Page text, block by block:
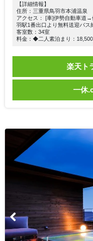
【詳細情報】
住所：三重県鳥羽市本浦温泉
アクセス： [車]伊勢自動車道
羽駅1番出口より無料送迎バス
客室数：34室
料金：◆二人素泊まり：
楽天ト
一休